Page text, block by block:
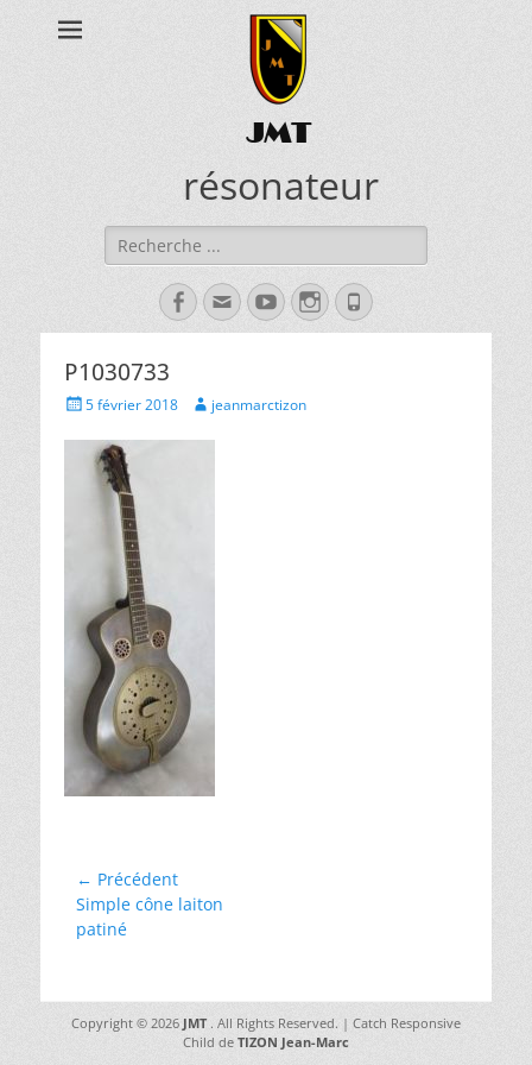
JMT
résonateur
Rechercher :
Facebook
Adresse
de
YouTubeInstagram
Tél
P1030733
Posted5 février 2018 Authorjeanmarctizon
Navigation
de
l’article
← Précédent
Article
précédent :
Simple cône laiton
patiné
Copyright © 2026 JMT . All Rights Reserved. | Catch Responsive
Child de TIZON Jean-Marc